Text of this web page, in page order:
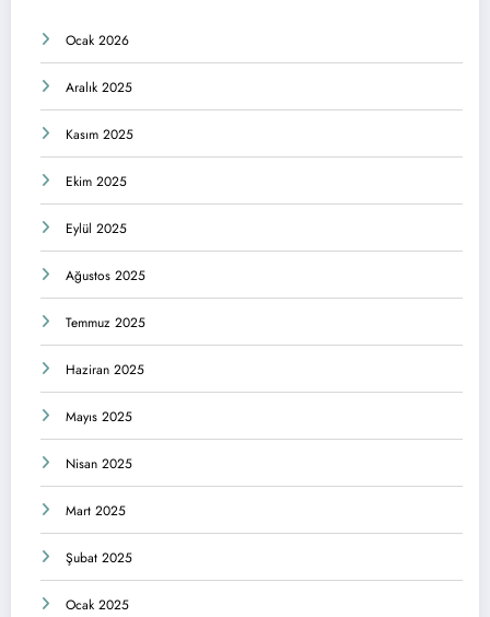
Ocak 2026
Aralık 2025
Kasım 2025
Ekim 2025
Eylül 2025
Ağustos 2025
Temmuz 2025
Haziran 2025
Mayıs 2025
Nisan 2025
Mart 2025
Şubat 2025
Ocak 2025